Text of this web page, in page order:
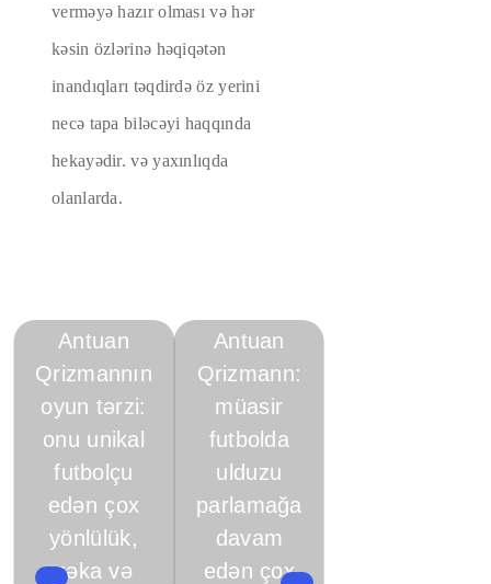
verməyə hazır olması və hər
kəsin özlərinə həqiqətən
inandıqları təqdirdə öz yerini
necə tapa biləcəyi haqqında
hekayədir. və yaxınlıqda
olanlarda.
Antuan
Qrizmannın
oyun tərzi:
onu unikal
futbolçu
edən çox
yönlülük,
zəka və
Antuan
Qrizmann:
müasir
futbolda
ulduzu
parlamağa
davam
edən çox